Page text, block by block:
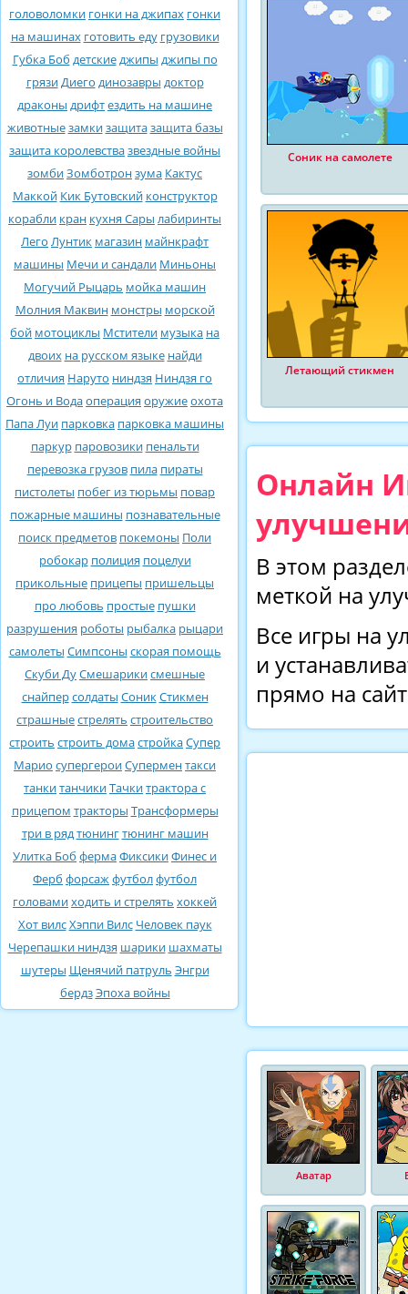
головоломки гонки на джипах гонки
на машинах готовить еду грузовики
Губка Боб детскиеджипы джипы по
грязиДиего динозавры доктор
драконы дрифтездить на машине
животныезамкизащитазащита базы
защита королевствазвездные войны
зомбиЗомботронзума Кактус
Маккой Кик Бутовский конструктор
корабли кран кухня Сары лабиринты
Лего Лунтик магазин майнкрафт
машины Мечи и сандали Миньоны
Могучий Рыцарь мойка машин
Молния Маквин монстры морской
бой мотоциклы Мстители музыка на
двоих на русском языке найди
отличия Наруто ниндзя Ниндзя го
Огонь и Водаоперация оружиеохота
Папа Луи парковка парковка машины
паркур паровозики пенальти
перевозка грузов пила пираты
пистолеты побег из тюрьмы повар
пожарные машины познавательные
поиск предметов покемоны Поли
робокар полиция поцелуи
прикольные прицепы пришельцы
про любовь простые пушки
разрушения роботы рыбалка рыцари
самолеты Симпсоны скорая помощь
Скуби ДуСмешарикисмешные
снайперсолдаты СоникСтикмен
страшныестрелять строительство
строить строить домастройкаСупер
Марио супергероиСуперментакси
танкитанчикиТачкитрактора с
прицепом тракторы Трансформеры
три в рядтюнингтюнинг машин
Улитка Боб фермаФиксикиФинес и
Ферб форсажфутболфутбол
головамиходить и стрелять хоккей
Хот вилсХэппи Вилс Человек паук
Черепашки ниндзя шарики шахматы
шутеры Щенячий патруль Энгри
бердзЭпоха войны
Соник на самолете
Летающий стикмен
Онлайн
В этом
меткой на
Все игры на
и
прямо на
Аватар